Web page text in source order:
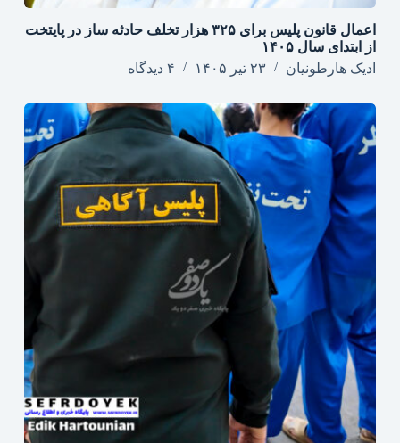
اعمال قانون پلیس برای ۳۲۵ هزار تخلف حادثه ساز در پایتخت
از ابتدای سال ۱۴۰۵
ادیک هارطونیان
۲۳ تیر ۱۴۰۵ ۴ دیدگاه